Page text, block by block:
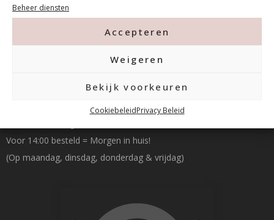
Beheer diensten
Accepteren
Weigeren
Bekijk voorkeuren
CookiebeleidPrivacy Beleid
Betalen & Verzenden
Voor 14:00 besteld = Morgen in huis!
(Op maandag, dinsdag, donderdag & vrijdag)